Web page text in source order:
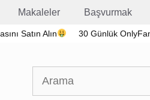
Makaleler Başvurmak
Satın Alın 30 Günlük